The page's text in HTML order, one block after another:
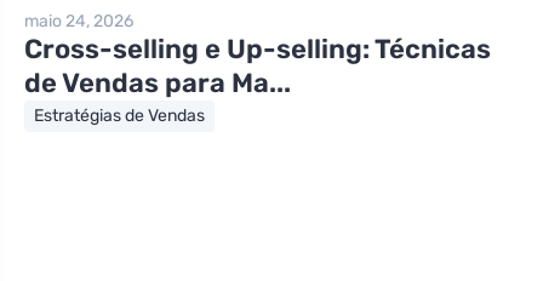
maio 24, 2026
Cross-selling e Up-selling: Técnicas
de Vendas para Ma...
Estratégias de Vendas